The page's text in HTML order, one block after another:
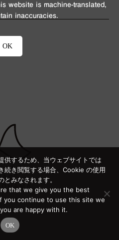
供するため、当ウェブサイトでは
続き閲覧する場合、Cookie の使用
とみなされます。
that we give you the best
you continue to use this site we
are happy with it.
OK
website is machine-translated,
inaccuracies.
OK